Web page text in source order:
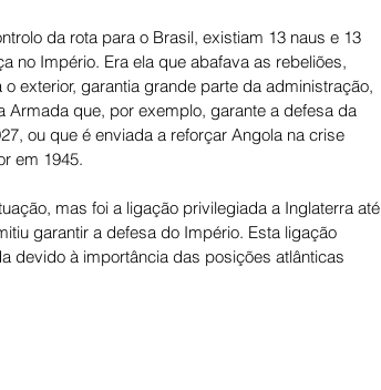
da rota para o Brasil, existiam 13 naus e 13
no Império. Era ela que abafava as rebeliões,
exterior, garantia grande parte da administração,
Armada que, por exemplo, garante a defesa da
ou que é enviada a reforçar Angola na crise
em 1945.
mas foi a ligação privilegiada a Inglaterra até
garantir a defesa do Império. Esta ligação
devido à importância das posições atlânticas